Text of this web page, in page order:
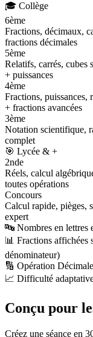
🎓 Collège
6ème
Fractions, décimaux,
fractions décimales
5ème
Relatifs, carrés, cubes
+ puissances
4ème
Fractions, puissances,
+ fractions avancées
3ème
Notation scientifique,
complet
🎯 Lycée & +
2nde
Réels, calcul
toutes opérations
Concours
Calcul rapide, pièges,
expert
🔤 Nombres en lettres
📊 Fractions affichées
dénominateur)
🔢 Opération
📈 Difficulté
Conçu pour
Créez une séance en